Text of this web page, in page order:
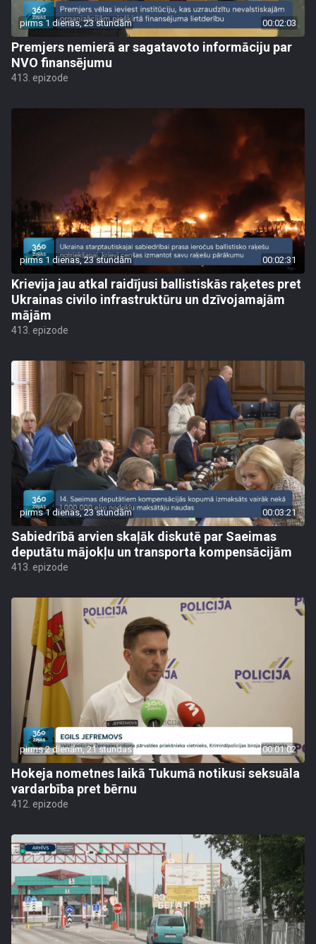
pirms 1 dienas, 23 stundām 00:02:03
Premjers nemierā ar sagatavoto informāciju par
NVO finansējumu
413. epizode
pirms 1 dienas, 23 stundām 00:02:31
Krievija jau atkal raidījusi ballistiskās raķetes pret
Ukrainas civilo infrastruktūru un dzīvojamajām
mājām
413. epizode
pirms 1 dienas, 23 stundām 00:03:21
Sabiedrībā arvien skaļāk diskutē par Saeimas
deputātu mājokļu un transporta kompensācijām
413. epizode
pirms 2 dienām, 21 stundas 00:01:02
Hokeja nometnes laikā Tukumā notikusi seksuāla
vardarbība pret bērnu
412. epizode